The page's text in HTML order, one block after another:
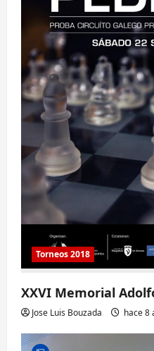
Torneos 2018
XXVI Memorial
Jose Luis Bouzada hace 8